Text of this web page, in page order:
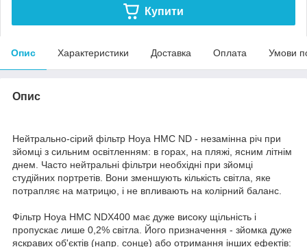
Купити
Опис Характеристики Доставка Оплата Умови
Опис
Нейтрально-сірий фільтр Hoya HMC ND - незамінна річ при
зйомці з сильним освітленням: в горах, на пляжі, ясним літнім
днем. Часто нейтральні фільтри необхідні при зйомці
студійних портретів. Вони зменшують кількість світла, яке
потрапляє на матрицю, і не впливають на колірний баланс.
Фільтр Hoya HMC NDX400 має дуже високу щільність і
пропускає лише 0,2% світла. Його призначення - зйомка дуже
яскравих об'єктів (напр. сонце) або отримання інших ефектів: